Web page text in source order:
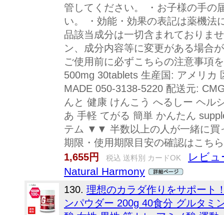
管してください。 ・お子様の手の
い。 ・効能・効果の表記は薬機法
品該当成分は一切含まれておりま
ン、成分内容等に変更がある場合
ご使用前に必ずこちらの注意事項
500mg 30tablets 生産国: アメリカ
MADE 050-3138-5220 配送元:
んと 健康 けんこう へるしー ヘル
あ 手軽 てがる 簡単 かんたん
テム ▼▼ 半数以上の人が一緒に買
期限・使用期限目安の確認はこち
1,655円
税込 送料別 カードOK
レビュ
Natural Harmony
130. 理想のカラダ作りをサポート
ンパウダー 200g 40食分 グルタミ